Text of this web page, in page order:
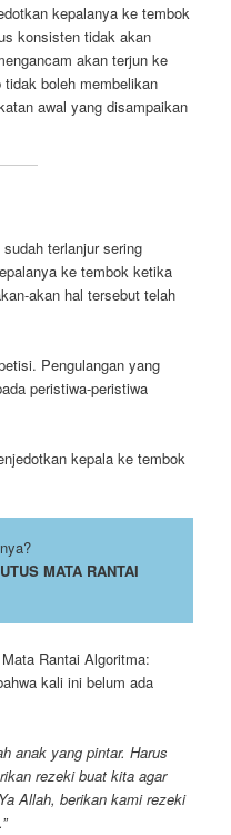
kepalanya ke tembok
konsisten tidak akan
akan terjun ke
boleh membelikan
awal yang disampaikan
terlanjur sering
ke tembok ketika
akan hal tersebut telah
Pengulangan yang
peristiwa-peristiwa
kepala ke tembok
MATA RANTAI
Rantai Algoritma:
kali ini belum ada
anak yang pintar. Harus
rezeki buat kita agar
Allah, berikan kami rezeki